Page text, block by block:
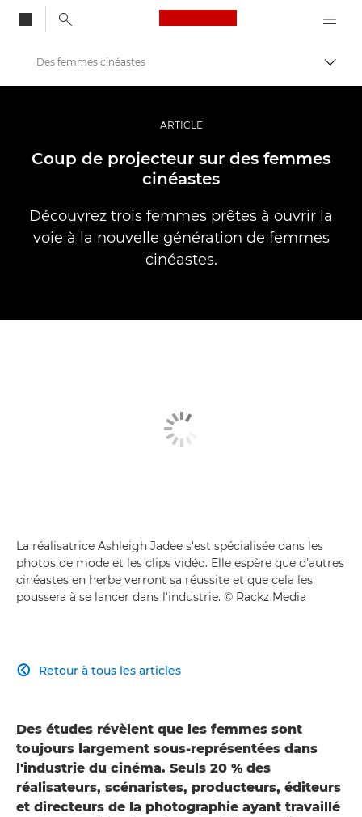
Canon Logo, back
Vidéo et photographie professionnelles
Histoires
Des femmes cinéastes
ARTICLE
Coup de projecteur sur des femmes
cinéastes
Découvrez trois femmes prêtes à ouvrir la
voie à la nouvelle génération de femmes
cinéastes.
La réalisatrice Ashleigh Jadee s'est spécialisée dans les
photos de mode et les clips vidéo. Elle espère que d'autres
cinéastes en herbe verront sa réussite et que cela les
poussera à se lancer dans l'industrie. © Rackz Media
Retour à tous les articles

Des études révèlent que les femmes sont
toujours largement sous-représentées dans
l'industrie du cinéma. Seuls 20 % des
réalisateurs, scénaristes, producteurs, éditeurs
et directeurs de la photographie ayant travaillé